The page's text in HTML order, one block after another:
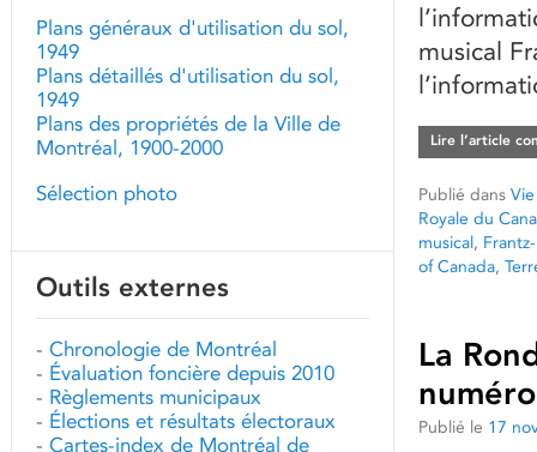
musical
Lire l’article
Publié dans
Royale du
musical,
of Canada,
La
Publié le 17
Plans généraux d'utilisation du sol,
1949
Plans détaillés d'utilisation du sol,
1949
Plans des propriétés de la Ville de
Montréal, 1900-2000
Sélection photo
Outils externes
- Chronologie de Montréal
- Évaluation foncière depuis 2010
- Règlements municipaux
- Élections et résultats électoraux
- Cartes-index de Montréal de